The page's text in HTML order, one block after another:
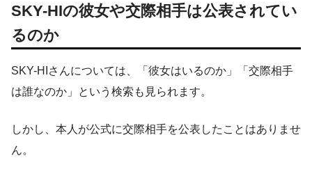
SKY-HIの彼女や交際相手は公表されてい
るのか
SKY-HIさんについては、「彼女はいるのか」「交際相手
は誰なのか」という検索も見られます。
しかし、本人が公式に交際相手を公表したことはありませ
ん。